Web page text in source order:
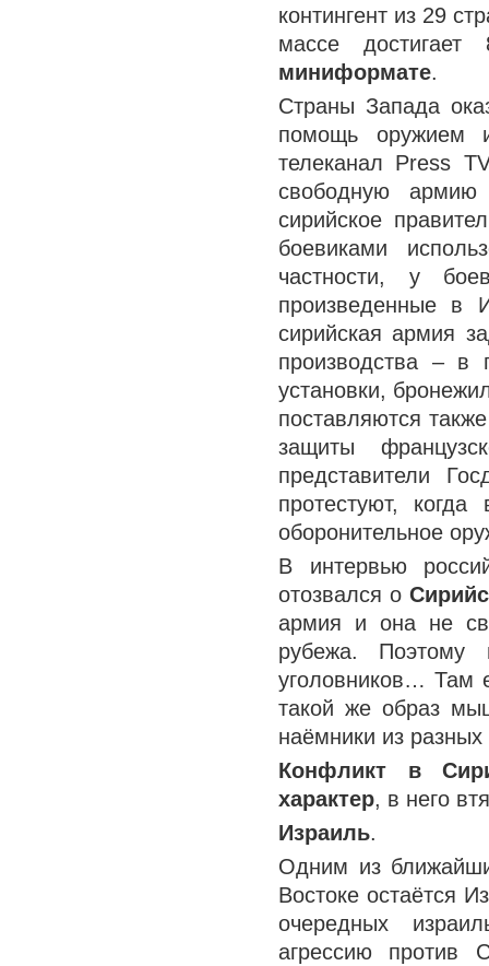
контингент из 29
массе
миниформате.
Страны Запада
помощь оружием
телеканал Press
свободную армию
сирийское
боевиками
частности, у
произведенные в
сирийская армия
производства – в
установки,
поставляются
защиты
представители
протестуют,
оборонительное
В интервью
отозвался о
армия и она не
рубежа.
уголовников… Там
такой же образ
наёмники из
Конфликт в
характер, в него
Израиль.
Одним из
Востоке остаётся
очередных
агрессию против